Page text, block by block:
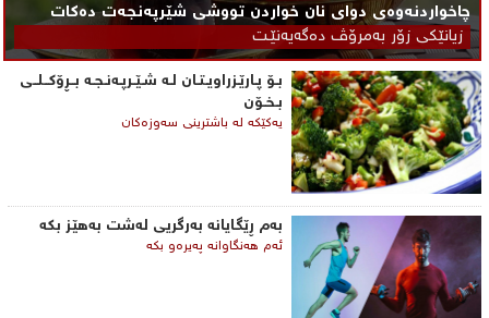
چاخواردنەوەی دوای نان خواردن تووشی شێرپه‌نجه‌ت ده‌كات
زیانێكی زۆر به‌مرۆڤ ده‌گه‌یه‌نێـت
بـۆ پـارێـزراویـتـان لـه‌ شـێـرپـه‌نـجـه‌ بــڕۆكــلــی‌
بـخـۆن
یه‌كێكه‌ له‌ باشترینی‌ سه‌وزه‌كان
به‌م ڕێگایانه‌ به‌رگریی‌ له‌شت به‌هێز بكه‌
ئه‌م هه‌نگاوانه‌ په‌یره‌و بكه‌